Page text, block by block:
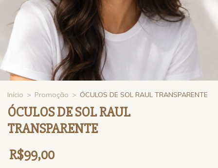
Início > Promoção > ÓCULOS DE SOL RAUL TRANSPARENTE
ÓCULOS DE SOL RAUL
TRANSPARENTE
R$99,00